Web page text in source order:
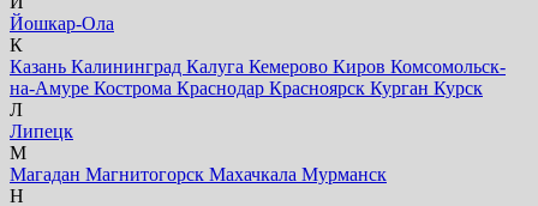
Йошкар-Ола
К
Казань Калининград Калуга Кемерово Киров Комсомольск-
на-Амуре Кострома Краснодар Красноярск Курган Курск
Л
Липецк
М
Магадан Магнитогорск Махачкала Мурманск
Н